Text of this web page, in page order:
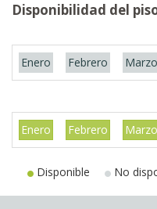
Disponibilidad del
Enero Febrero Marzo
Enero Febrero Marzo
Disponible No